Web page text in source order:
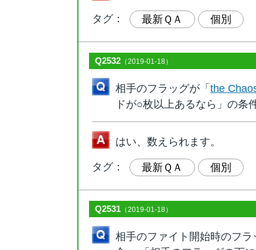
タグ： 最新ＱＡ 個別
Q2532 （2019-01-18）
相手のフラッグが「 the
ドが○枚以上あるなら」の条
はい、数えられます。
タグ： 最新ＱＡ 個別
Q2531 （2019-01-18）
相手のファイト開始時のフラ